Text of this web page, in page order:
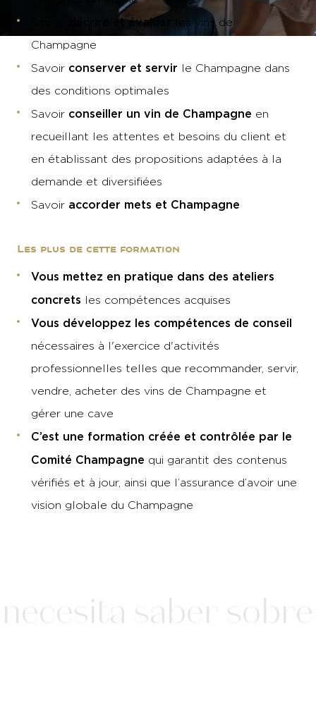
décrire et évaluer
les vins de
Champagne
Savoir conserver et servir le Champagne dans
des conditions optimales
Savoir conseiller un vin de Champagne en
recueillant les attentes et besoins du client et
en établissant des propositions adaptées à la
demande et diversifiées
Savoir accorder mets et Champagne
Les plus de cette formation
Vous mettez en pratique dans des ateliers
concrets les compétences acquises
Vous développez les compétences de conseil
nécessaires à l'exercice d'activités
professionnelles telles que recommander, servir,
vendre, acheter des vins de Champagne et
gérer une cave
C’est une formation créée et contrôlée par le
Comité Champagne qui garantit des contenus
vérifiés et à jour, ainsi que l’assurance d’avoir une
vision globale du Champagne
saber sobre